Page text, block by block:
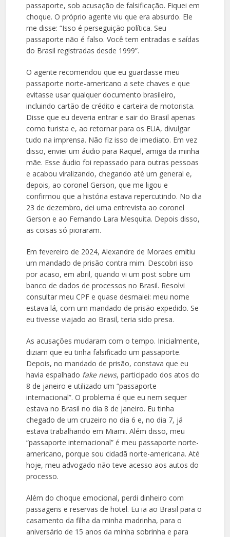
passaporte, sob acusação de falsificação. Fiquei em
choque. O próprio agente viu que era absurdo. Ele
me disse: “Isso é perseguição política. Seu
passaporte não é falso. Você tem entradas e saídas
do Brasil registradas desde 1999”.
O agente recomendou que eu guardasse meu
passaporte norte-americano a sete chaves e que
evitasse usar qualquer documento brasileiro,
incluindo cartão de crédito e carteira de motorista.
Disse que eu deveria entrar e sair do Brasil apenas
como turista e, ao retornar para os EUA, divulgar
tudo na imprensa. Não fiz isso de imediato. Em vez
disso, enviei um áudio para Raquel, amiga da minha
mãe. Esse áudio foi repassado para outras pessoas
e acabou viralizando, chegando até um general e,
depois, ao coronel Gerson, que me ligou e
confirmou que a história estava repercutindo. No dia
23 de dezembro, dei uma entrevista ao coronel
Gerson e ao Fernando Lara Mesquita. Depois disso,
as coisas só pioraram.
Em fevereiro de 2024, Alexandre de Moraes emitiu
um mandado de prisão contra mim. Descobri isso
por acaso, em abril, quando vi um post sobre um
banco de dados de processos no Brasil. Resolvi
consultar meu CPF e quase desmaiei: meu nome
estava lá, com um mandado de prisão expedido. Se
eu tivesse viajado ao Brasil, teria sido presa.
As acusações mudaram com o tempo. Inicialmente,
diziam que eu tinha falsificado um passaporte.
Depois, no mandado de prisão, constava que eu
havia espalhado fake news, participado dos atos do
8 de janeiro e utilizado um “passaporte
internacional”. O problema é que eu nem sequer
estava no Brasil no dia 8 de janeiro. Eu tinha
chegado de um cruzeiro no dia 6 e, no dia 7, já
estava trabalhando em Miami. Além disso, meu
“passaporte internacional” é meu passaporte norte-
americano, porque sou cidadã norte-americana. Até
hoje, meu advogado não teve acesso aos autos do
processo.
Além do choque emocional, perdi dinheiro com
passagens e reservas de hotel. Eu ia ao Brasil para o
casamento da filha da minha madrinha, para o
aniversário de 15 anos da minha sobrinha e para